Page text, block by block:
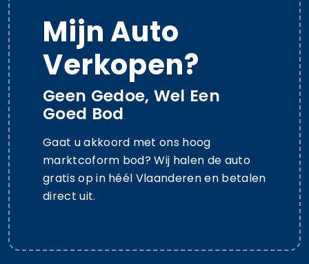
Mijn Auto
Verkopen?
Geen Gedoe, Wel Een
Goed Bod
Gaat u akkoord met ons hoog
marktcoform bod? Wij halen de auto
gratis op in héél Vlaanderen en betalen
direct uit.